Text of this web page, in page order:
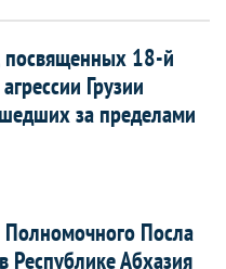
18-й
Грузии
за пределами
Полномочного Посла
Республике Абхазия